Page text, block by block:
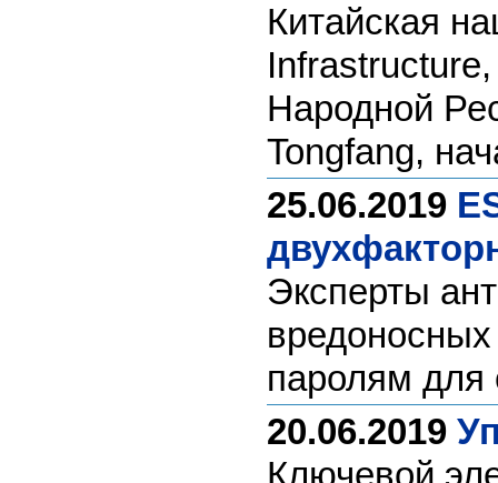
Китайская
Народной
Tongfang,
25.06.2019
Эксперты
паролям для
20.06.2019
Ключевой